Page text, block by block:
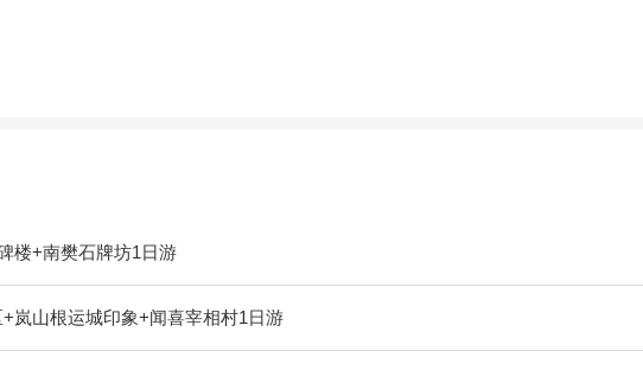
楼+南樊石牌坊1日游
岚山根运城印象+闻喜宰相村1日游